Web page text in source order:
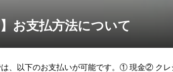
お支払方法について
は、以下のお支払いが可能です。① 現金② ク